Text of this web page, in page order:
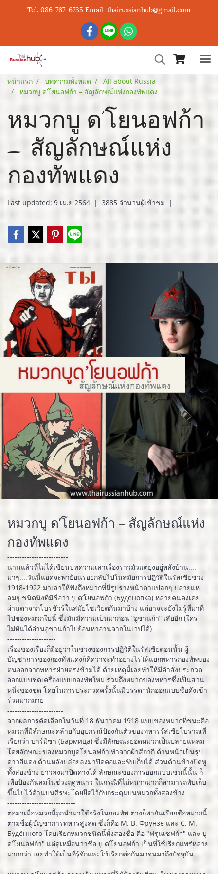
Tel. 086-767-6735 Email thairussianhub@gmail.com
หน้าแรก บทความทั้งหมด
All about Russia
หมวกบู ด’โยนอฟก้า – สัญลักษณ์แห่งกองทัพแดง
หมวกบู ด’โยนอฟก้า
– สัญลักษณ์แห่ง
กองทัพแดง
Last updated: 9 เม.ย 2564 | 3885 จำนวนผู้เข้าชม |
หมวกบู ด’โยนอฟก้า – สัญลักษณ์แห่ง
กองทัพแดง
-------------------------
นานแล้วที่ไม่ได้เขียนบทความเล่าเรื่องราวมัวแต่ยุ่งอยู่หลังบ้าน....
มาๆ....วันนี้แอดจะพาย้อนรอยกลับไปในสมัยการปฏิวัติในรัสเซียช่วง
1918-1922 มาเล่าให้ฟังถึงหมวกที่มีรูปร่างหน้าตาแปลกๆ ปลายแห
ลมๆ ชนิดนึงที่มีชื่อว่า บู ด’โยนอฟก้า (Будёновка) หลายคนคงเคย
ผ่านตาจากโบรชัวร์ในสมัยโซเวียตกันมาบ้าง แต่อาจจะยังไม่รู้ที่มาที่
ไปของหมวกใบนี้ ซึ่งมันมีความเป็นมาก่อน “อูชานก้า” เสียอีก (ใคร
ไม่ทันได้อ่านอูชานก้าไปย้อนหาอ่านจากในเวปได้)
--------------------
เรื่องของเรื่องก็มีอยู่ว่าในช่วงของการปฏิวัติในรัสเซียตอนนั้น ผู้
บัญชาการของกองทัพแดงก็คิดว่าจะทำอย่างไรให้แยกทหารกองทัพของ
ตนออกจากทหารฝ่ายตรงข้ามได้ ด้วยเหตุนี้เลยทำให้มีคำสั่งประกวด
ออกแบบชุดเครื่องแบบกองทัพใหม่ รวมถึงหมวกของทหารซึ่งเป็นส่วน
หนึ่งของชุด โดยในการประกวดครั้งนั้นมีบรรดานักออกแบบชื่อดังเข้า
ร่วมมากมาย
-----------------------
จากผลการคัดเลือกในวันที่ 18 ธันวาคม 1918 แบบของหมวกที่ชนะคือ
หมวกที่มีลักษณะคล้ายกับอุปกรณ์ป้องกันตัวของทหารรัสเซียโบราณที่
เรียกว่า บาร์มิซา (Бармица) ซึ่งมีลักษณะยอดหมวกเป็นปลายแหลม
โดยลักษณะของหมวกบูดโยนอฟก้า ทำจากผ้าสีกากี ด้านหน้าเป็นรูป
ดาวสีแดง ด้านหลังปล่อยลงมาปิดคอและพับเก็บได้ ส่วนด้านข้างปิดหู
ทั้งสองข้าง ยาวลงมาปิดคางได้ ลักษณะของการออกแบบเช่นนี้นั้น ก็
เพื่อป้องกันลมในช่วงฤดูหนาว ในกรณีที่ไม่หนาวมากก็สามารถพับเก็บ
ขึ้นไปไว้ด้านบนศีรษะโดยยึดไว้กับกระดุมบนหมวกทั้งสองข้าง
----------------------------
ต่อมาเมื่อหมวกนี้ถูกนำมาใช้จริงในกองทัพ ต่างก็พากันเรียกชื่อหมวกนี้
ตามชื่อผู้บัญชาการทหารสูงสุด ซึ่งก็คือ М. В. Фрунзе และ С. М.
Будённого โดยเรียกหมวกชนิดนี้ทั้งสองชื่อ คือ "ฟรุนเซฟก้า" และ บู
ด’โยนอฟก้า" แต่ดูเหมือนว่าชื่อ บู ด’โยนอฟก้า เป็นที่ใช้เรียกแพร่หลาย
มากกว่า เลยทำให้เป็นที่รู้จักและใช้เรียกต่อกันมาจนมาถึงปัจจุบัน
-------------------